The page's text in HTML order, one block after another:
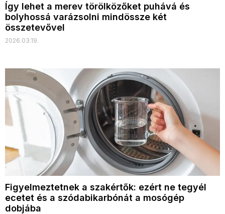
Így lehet a merev törölközőket puhává és
bolyhossá varázsolni mindössze két
összetevővel
2026.03.19.
Figyelmeztetnek a szakértők: ezért ne tegyél
ecetet és a szódabikarbónát a mosógép
dobjába